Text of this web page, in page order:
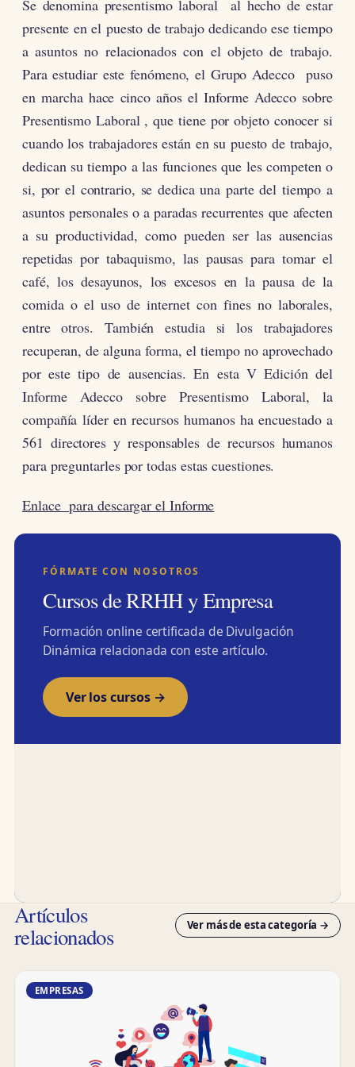
Se denomina presentismo laboral al hecho de estar
presente en el puesto de trabajo dedicando ese tiempo
a asuntos no relacionados con el objeto de trabajo.
Para estudiar este fenómeno, el Grupo Adecco puso
en marcha hace cinco años el Informe Adecco sobre
Presentismo Laboral , que tiene por objeto conocer si
cuando los trabajadores están en su puesto de trabajo,
dedican su tiempo a las funciones que les competen o
si, por el contrario, se dedica una parte del tiempo a
asuntos personales o a paradas recurrentes que afecten
a su productividad, como pueden ser las ausencias
repetidas por tabaquismo, las pausas para tomar el
café, los desayunos, los excesos en la pausa de la
comida o el uso de internet con fines no laborales,
entre otros. También estudia si los trabajadores
recuperan, de alguna forma, el tiempo no aprovechado
por este tipo de ausencias. En esta V Edición del
Informe Adecco sobre Presentismo Laboral, la
compañía líder en recursos humanos ha encuestado a
561 directores y responsables de recursos humanos
para preguntarles por todas estas cuestiones.
Enlace para descargar el Informe
FÓRMATE CON NOSOTROS
Cursos de RRHH y Empresa
Formación online certificada de Divulgación
Dinámica relacionada con este artículo.
Ver los cursos →
Artículos
relacionados Ver más de esta categoría →
EMPRESAS